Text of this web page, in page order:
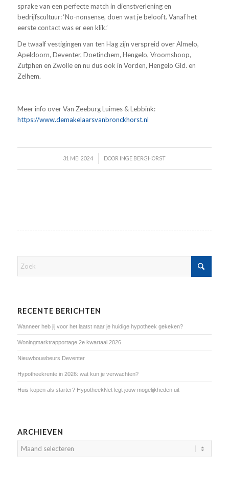
sprake van een perfecte match in dienstverlening en
bedrijfscultuur: ‘No-nonsense, doen wat je belooft. Vanaf het
eerste contact was er een klik.’
De twaalf vestigingen van ten Hag zijn verspreid over Almelo,
Apeldoorn, Deventer, Doetinchem, Hengelo, Vroomshoop,
Zutphen en Zwolle en nu dus ook in Vorden, Hengelo Gld. en
Zelhem.
Meer info over Van Zeeburg Luimes & Lebbink:
https://www.demakelaarsvanbronckhorst.nl
31 MEI 2024
/ DOOR INGE BERGHORST
RECENTE BERICHTEN
Wanneer heb jij voor het laatst naar je huidige hypotheek gekeken?
Woningmarktrapportage 2e kwartaal 2026
Nieuwbouwbeurs Deventer
Hypotheekrente in 2026: wat kun je verwachten?
Huis kopen als starter? HypotheekNet legt jouw mogelijkheden uit
ARCHIEVEN